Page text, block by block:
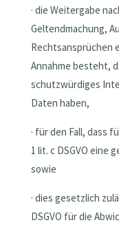
· die Weitergabe
Geltendmachung,
Rechtsansprüchen
Annahme besteht,
schutzwürdiges
Daten haben,
· für den Fall, dass
1 lit. c DSGVO eine
sowie
· dies gesetzlich
DSGVO für die